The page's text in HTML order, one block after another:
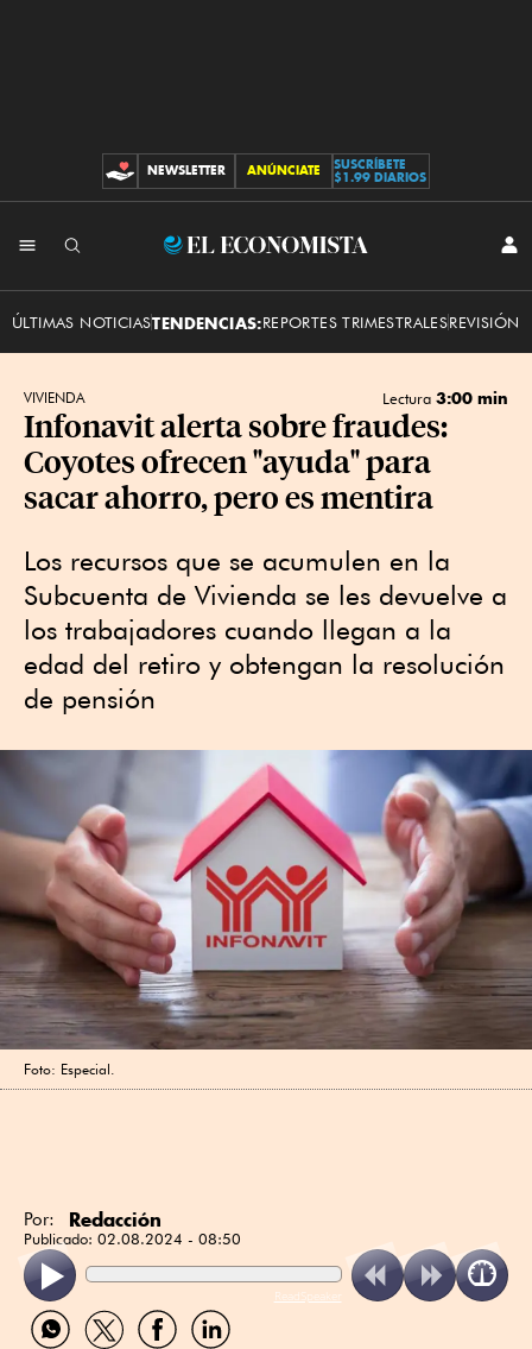
CONTRIBUCIONES
NEWSLETTER ANÚNCIATE
SUSCRÍBETE
$1.99 DIARIOS
El
ÚLTIMAS NOTICIASTENDENCIAS:REPORTES TRIMESTRALESREVISIÓN
VIVIENDA Lectura 3:00 min
Infonavit alerta sobre fraudes:
Coyotes ofrecen "ayuda" para
sacar ahorro, pero es mentira
Los recursos que se acumulen en la
Subcuenta de Vivienda se les devuelve a
los trabajadores cuando llegan a la
edad del retiro y obtengan la resolución
de pensión
Foto: Especial.
Por: Redacción
Publicado: 02.08.2024 - 08:50
ReadSpeaker
Compartir
por
Compartir
por
Compartir
por
Compartir
por